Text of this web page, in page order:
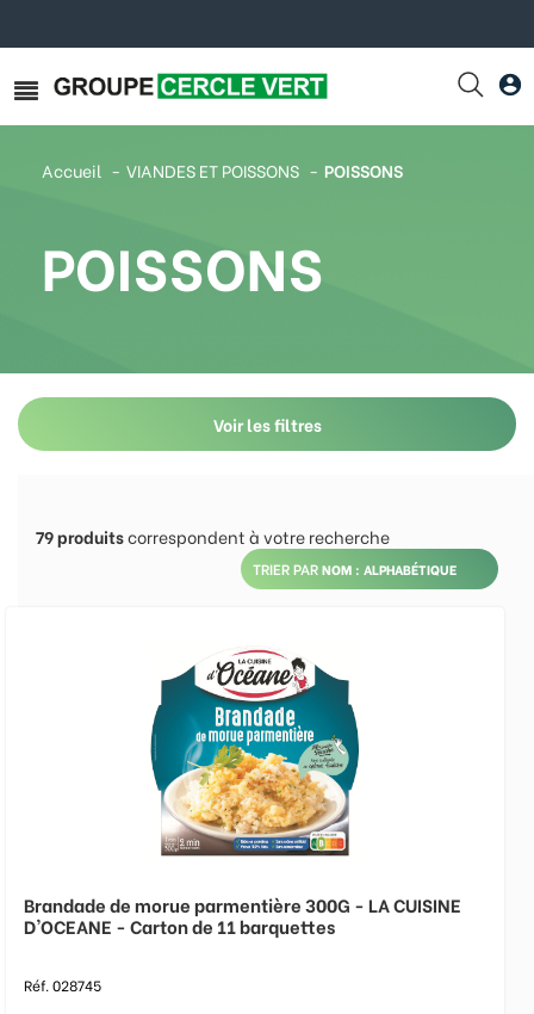
Accueil VIANDES ET POISSONS POISSONS
POISSONS
Voir les filtres
79produitscorrespondent à votre recherche
TRIER PAR
Brandade de morue parmentière 300G - LA CUISINE
D'OCEANE - Carton de 11 barquettes
Réf. 028745